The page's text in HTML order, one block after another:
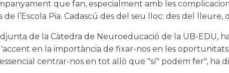
que fan, especialment amb les
l’Escola Pia. Cadascú des del seu lloc: des del lleure,
de la Càtedra de Neuroeducació de la UB-
en la importància de fixar-nos en les
centrar-nos en tot allò que "sí" podem fer", ha